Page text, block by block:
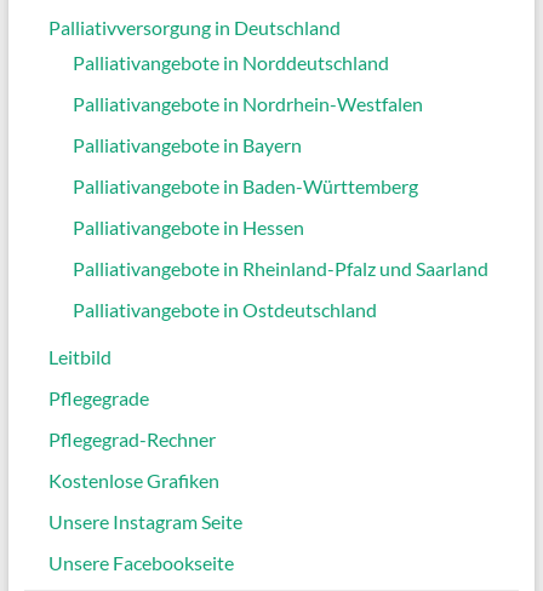
Palliativversorgung in Deutschland
Palliativangebote in Norddeutschland
Palliativangebote in Nordrhein-Westfalen
Palliativangebote in Bayern
Palliativangebote in Baden-Württemberg
Palliativangebote in Hessen
Palliativangebote in Rheinland-Pfalz und Saarland
Palliativangebote in Ostdeutschland
Leitbild
Pflegegrade
Pflegegrad-Rechner
Kostenlose Grafiken
Unsere Instagram Seite
Unsere Facebookseite